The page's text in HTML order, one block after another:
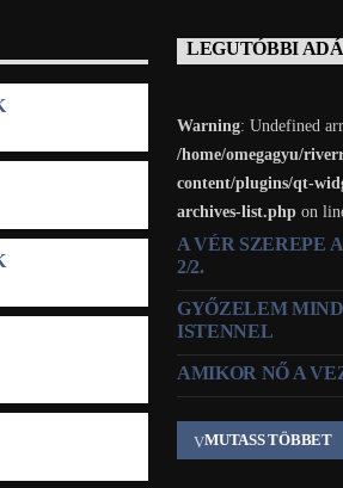
LEGUTÓBBI
Warning: Undefined
/home/omegagyu/
content/plugins/qt-
archives-list.php on
A VÉR SZEREPE
2/2.
GYŐZELEM
ISTENNEL
AMIKOR NŐ A
MUTASS TÖBBET